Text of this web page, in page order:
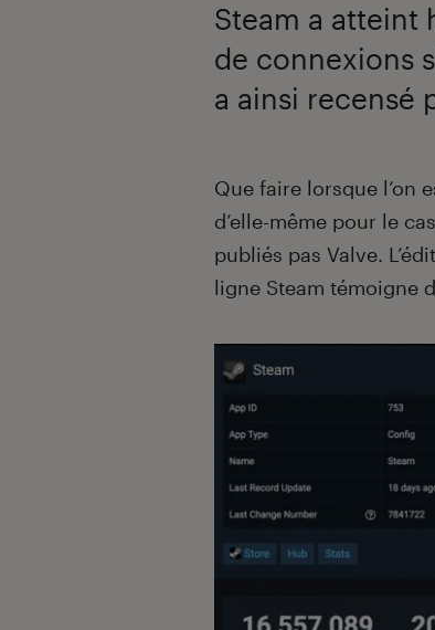
Steam a atteint
de connexions
a ainsi recensé
Introduction
Que faire lorsque l’on
d’elle-même pour le
publiés pas Valve.
ligne Steam témoigne